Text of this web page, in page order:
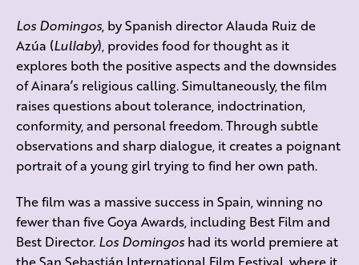
Los Domingos, by Spanish director Alauda Ruiz de
Azúa (Lullaby), provides food for thought as it
explores both the positive aspects and the downsides
of Ainara’s religious calling. Simultaneously, the film
raises questions about tolerance, indoctrination,
conformity, and personal freedom. Through subtle
observations and sharp dialogue, it creates a poignant
portrait of a young girl trying to find her own path.
The film was a massive success in Spain, winning no
fewer than five Goya Awards, including Best Film and
Best Director. Los Domingos had its world premiere at